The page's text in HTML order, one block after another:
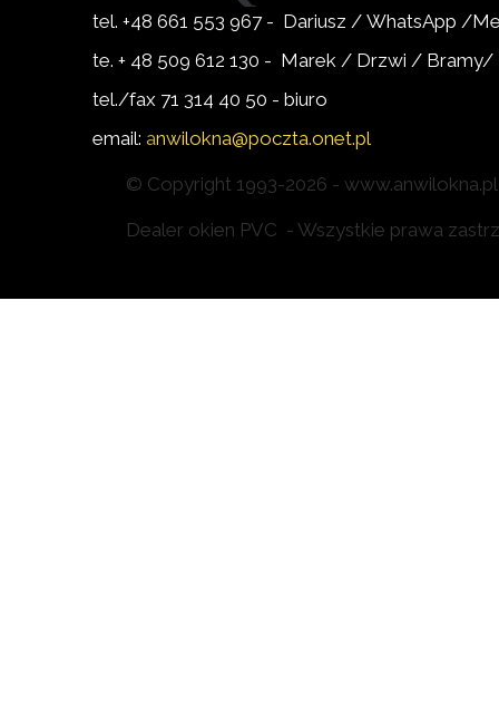
© Copyright 1993-2026 -
Dealer okien PVC - Wszystkie prawa
tel. +48 661 553 967 - Dariusz / WhatsApp /
te. + 48 509 612 130 - Marek / Drzwi / Bramy/
tel./fax 71 314 40 50 - biuro
email: anwilokna@poczta.onet.pl